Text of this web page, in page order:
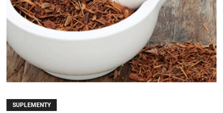
SUPLEMENTY